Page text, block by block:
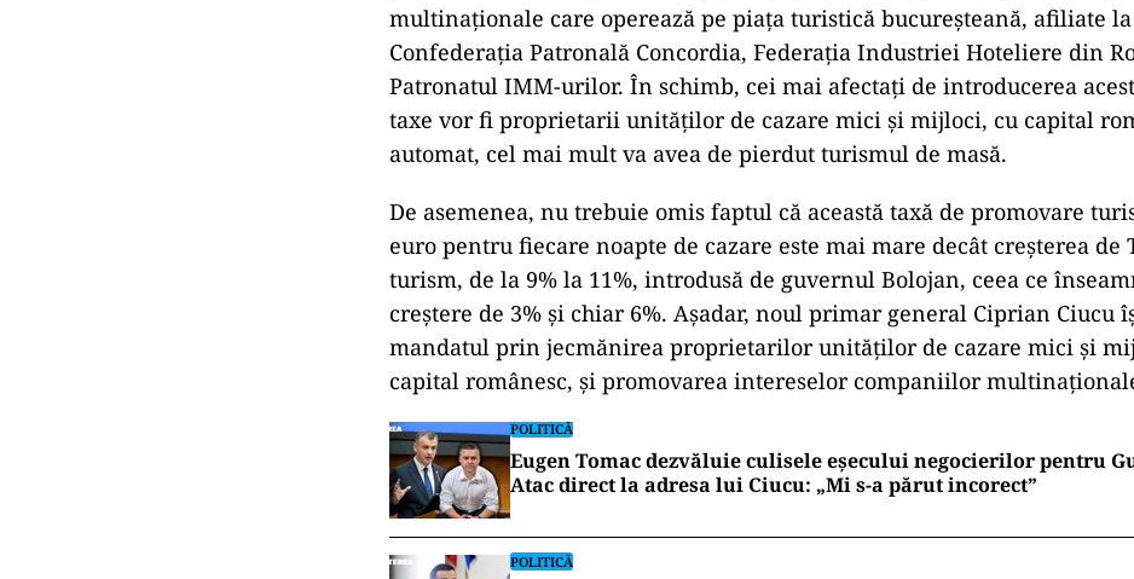
multinaționale care operează pe piața turistică bucureșteană, afiliate la
Confederația Patronală Concordia, Federația Industriei Hoteliere din
Patronatul IMM-urilor. În schimb, cei mai afectați de introducerea
taxe vor fi proprietarii unităților de cazare mici și mijloci, cu capital
automat, cel mai mult va avea de pierdut turismul de masă.
De asemenea, nu trebuie omis faptul că această taxă de promovare
euro pentru fiecare noapte de cazare este mai mare decât creșterea de
turism, de la 9% la 11%, introdusă de guvernul Bolojan, ceea ce
creștere de 3% și chiar 6%. Așadar, noul primar general Ciprian Ciucu
mandatul prin jecmănirea proprietarilor unităților de cazare mici și
capital românesc, și promovarea intereselor companiilor
POLITICĂ
Eugen Tomac dezvăluie culisele eșecului negocierilor pentru
Atac direct la adresa lui Ciucu: „Mi s-a părut incorect”
POLITICĂ